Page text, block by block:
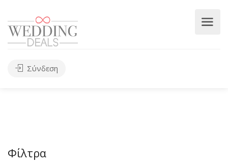
Σύνδεση
Φίλτρα